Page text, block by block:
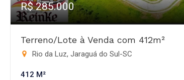
R$ 285.000
Terreno/Lote à Venda com 412m²
Rio da Luz, Jaraguá do Sul-SC
412 M²